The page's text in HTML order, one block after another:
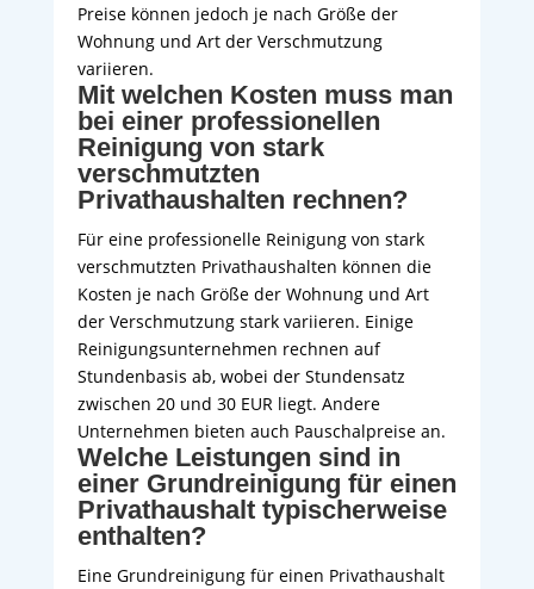
Preise können jedoch je nach Größe der
Wohnung und Art der Verschmutzung
variieren.
Mit welchen Kosten muss man
bei einer professionellen
Reinigung von stark
verschmutzten
Privathaushalten rechnen?
Für eine professionelle Reinigung von stark
verschmutzten Privathaushalten können die
Kosten je nach Größe der Wohnung und Art
der Verschmutzung stark variieren. Einige
Reinigungsunternehmen rechnen auf
Stundenbasis ab, wobei der Stundensatz
zwischen 20 und 30 EUR liegt. Andere
Unternehmen bieten auch Pauschalpreise an.
Welche Leistungen sind in
einer Grundreinigung für einen
Privathaushalt typischerweise
enthalten?
Eine Grundreinigung für einen Privathaushalt